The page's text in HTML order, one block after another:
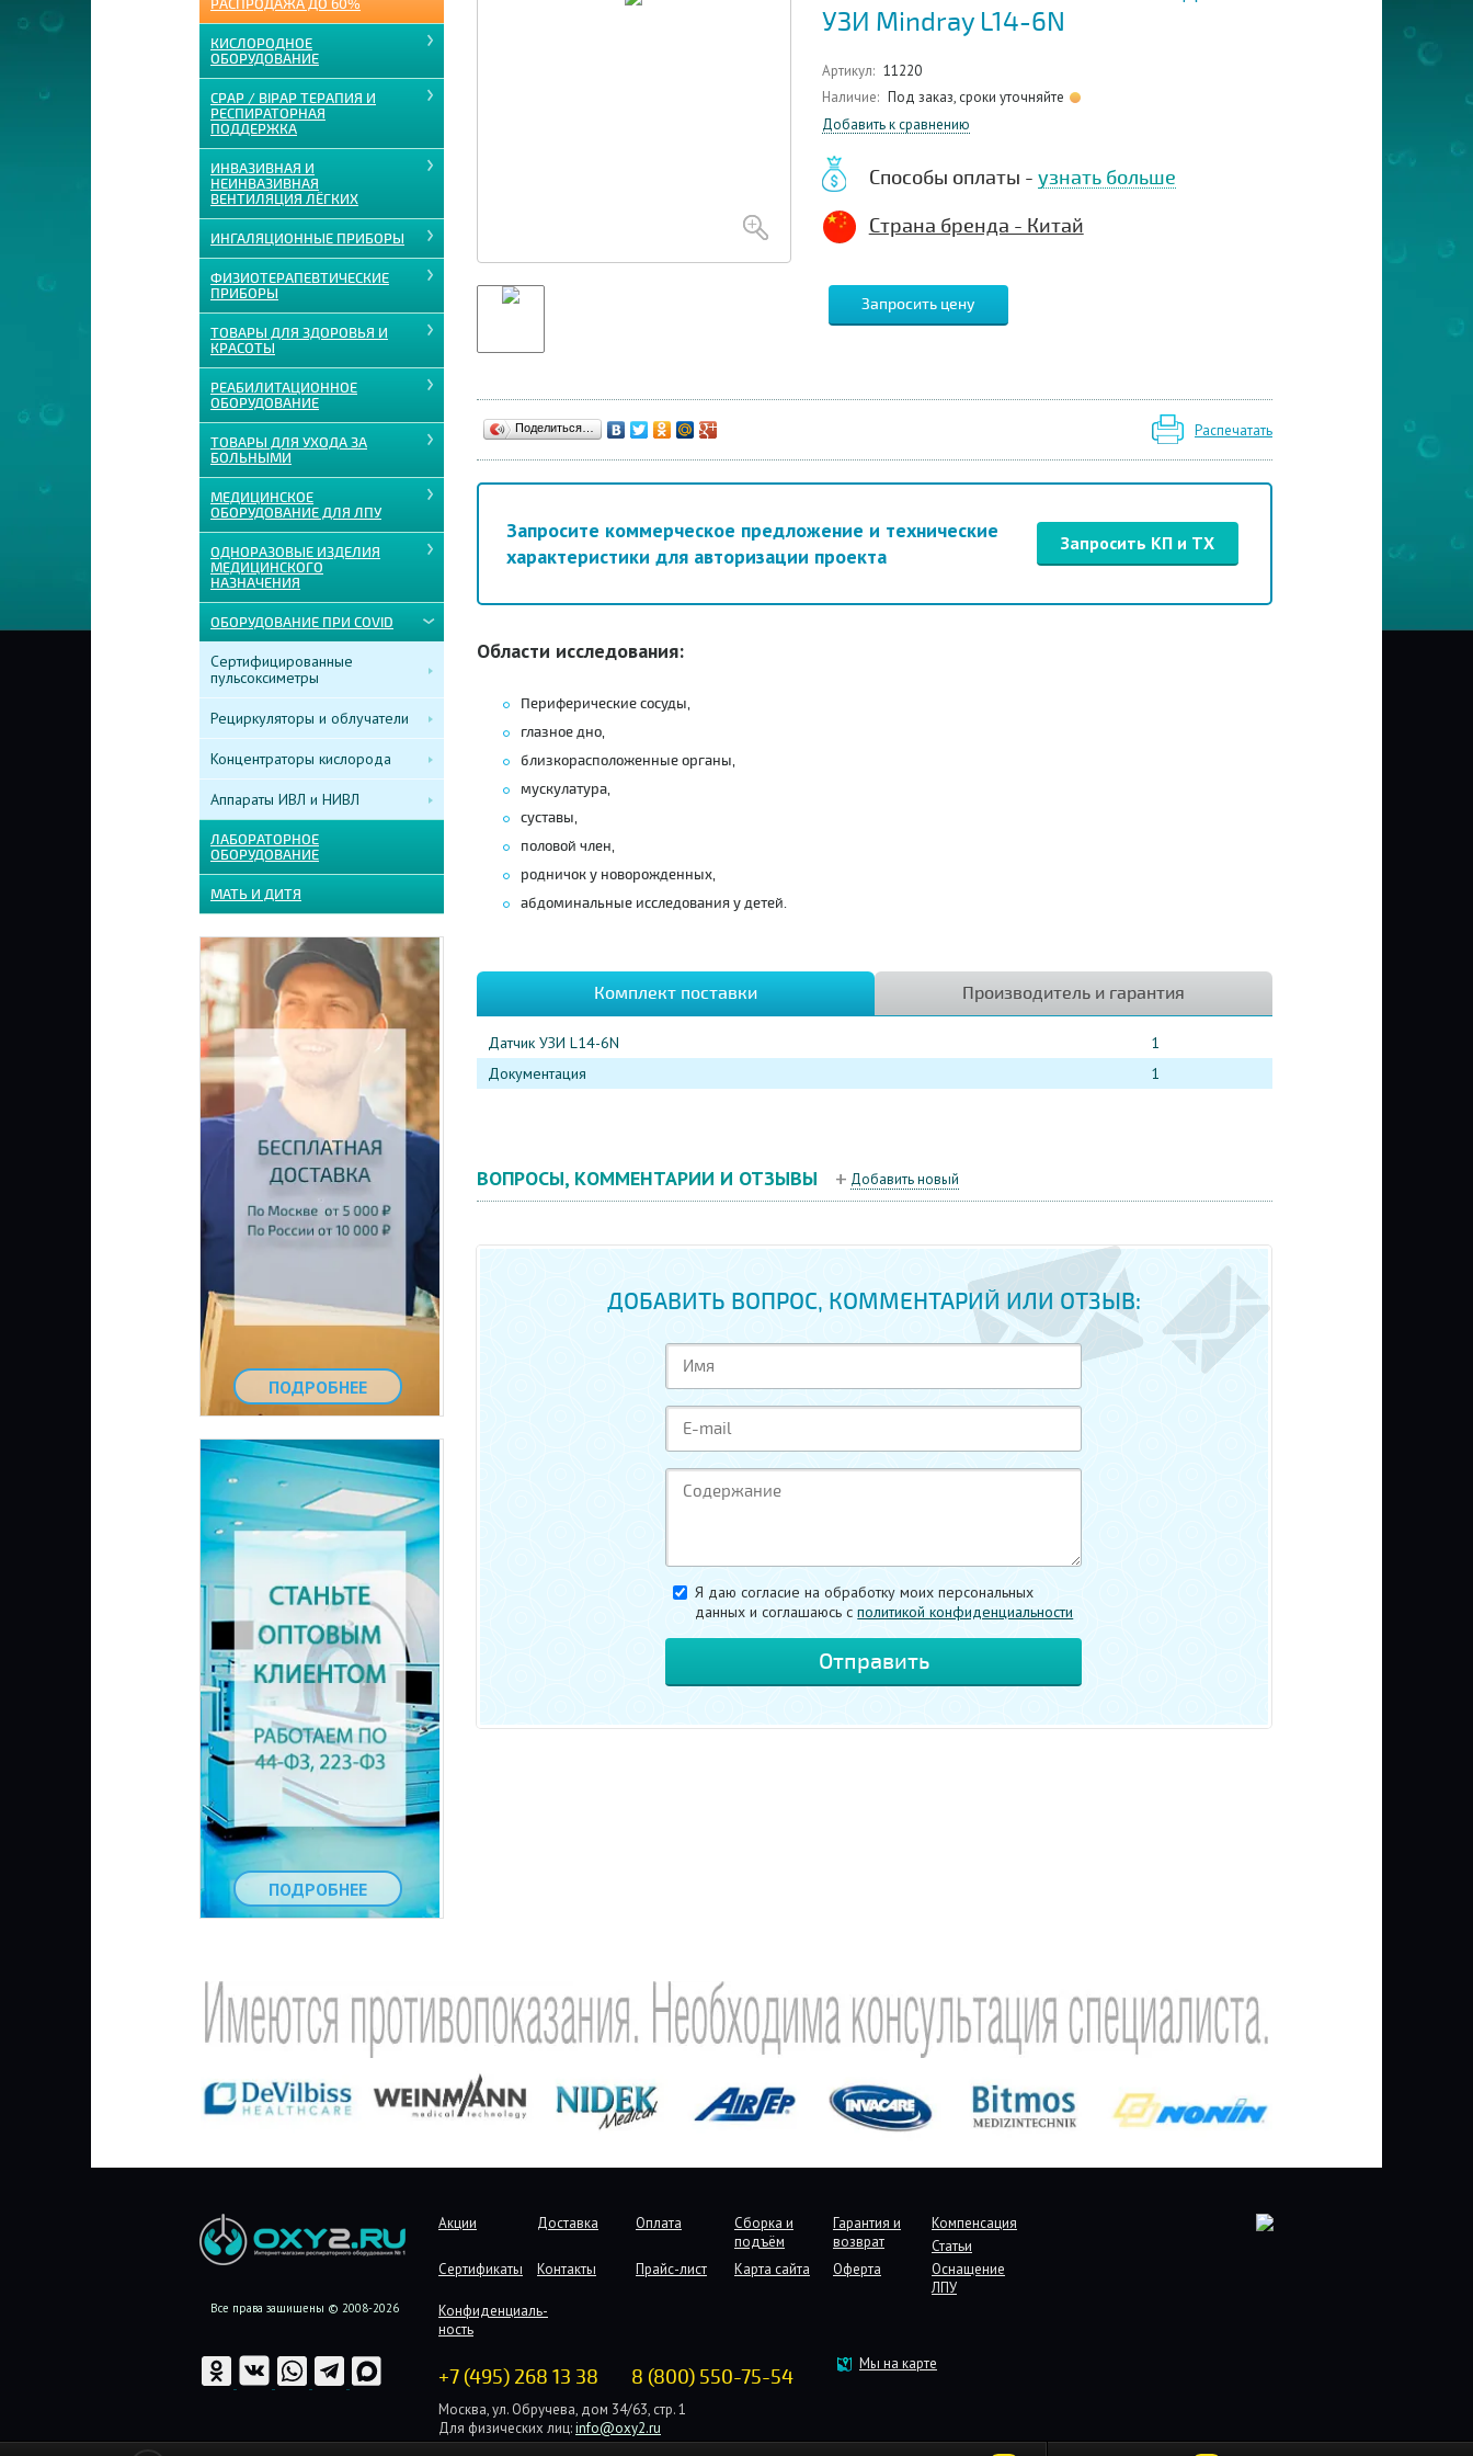
РАСПРОДАЖА ДО 60%
КИСЛОРОДНОЕ
ОБОРУДОВАНИЕ
CPAP / BIPAP ТЕРАПИЯ И
РЕСПИРАТОРНАЯ
ПОДДЕРЖКА
ИНВАЗИВНАЯ И
НЕИНВАЗИВНАЯ
ВЕНТИЛЯЦИЯ ЛЁГКИХ
ИНГАЛЯЦИОННЫЕ ПРИБОРЫ
ФИЗИОТЕРАПЕВТИЧЕСКИЕ
ПРИБОРЫ
ТОВАРЫ ДЛЯ ЗДОРОВЬЯ И
КРАСОТЫ
РЕАБИЛИТАЦИОННОЕ
ОБОРУДОВАНИЕ
ТОВАРЫ ДЛЯ УХОДА ЗА
БОЛЬНЫМИ
МЕДИЦИНСКОЕ
ОБОРУДОВАНИЕ ДЛЯ ЛПУ
ОДНОРАЗОВЫЕ ИЗДЕЛИЯ
МЕДИЦИНСКОГО
НАЗНАЧЕНИЯ
ОБОРУДОВАНИЕ ПРИ COVID
Сертифицированные
пульсоксиметры
Рециркуляторы и облучатели
Концентраторы кислорода
Аппараты ИВЛ и НИВЛ
ЛАБОРАТОРНОЕ
ОБОРУДОВАНИЕ
МАТЬ И ДИТЯ
ПОДРОБНЕЕ
ПОДРОБНЕЕ
УЗИ Mindray L14-6N
Артикул: 11220
Наличие: Под заказ, сроки уточняйте
Добавить к сравнению
Способы оплаты - узнать больше
Страна бренда - Китай
Запросить цену
Поделиться… Распечатать
Запросите коммерческое предложение и технические
характеристики для авторизации проекта
Запросить КП и ТХ
Области исследования:
Периферические сосуды,
глазное дно,
близкорасположенные органы,
мускулатура,
суставы,
половой член,
родничок у новорожденных,
абдоминальные исследования у детей.
Комплект поставки Производитель и гарантия
Датчик УЗИ L14-6N
1
Документация
1
ВОПРОСЫ, КОММЕНТАРИИ И ОТЗЫВЫ Добавить новый
ДОБАВИТЬ ВОПРОС, КОММЕНТАРИЙ ИЛИ ОТЗЫВ:
Я даю согласие на обработку моих персональных
данных и соглашаюсь cполитикой конфиденциальности
Все права защищены © 2008-2026
Акции Доставка Оплата
Сборка и
подъём
Гарантия и
возврат
Компенсация
Статьи
Сертификаты
Контакты Прайс-лист Карта сайта Оферта
Оснащение
ЛПУ
Конфиденциаль-
ность
+7 (495) 268 13 38 8 (800) 550-75-54
Москва, ул. Обручева, дом 34/63, стр. 1
Для физических лиц:info@oxy2.ru
Для юридических лиц:b2b@oxy2.ru
Мы на карте